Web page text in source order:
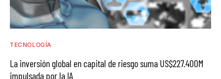
TECNOLOGÍA
La inversión global en capital de riesgo suma US$227.400M
impulsada por la IA